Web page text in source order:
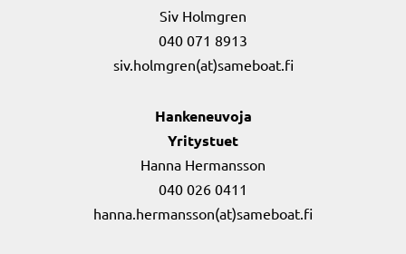
Siv Holmgren
040 071 8913
siv.holmgren(at)sameboat.fi
Hankeneuvoja
Yritystuet
Hanna Hermansson
040 026 0411
hanna.hermansson(at)sameboat.fi